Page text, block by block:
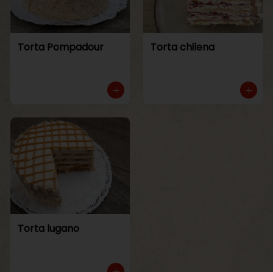
Torta Pompadour Torta chilena
Torta lugano